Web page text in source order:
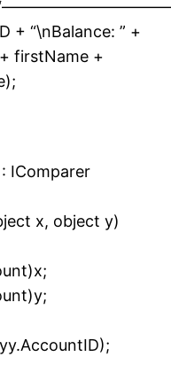
+ “\nBalance: ” +
firstName +
IComparer
x, object y)